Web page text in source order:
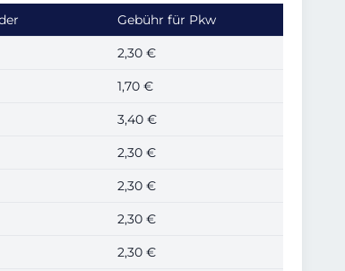
Gebühr für Pkw
2,30 €
1,70 €
3,40 €
2,30 €
2,30 €
2,30 €
2,30 €